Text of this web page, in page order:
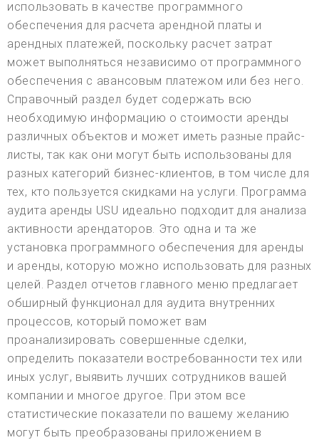
использовать в качестве программного
обеспечения для расчета арендной платы и
арендных платежей, поскольку расчет затрат
может выполняться независимо от программного
обеспечения с авансовым платежом или без него.
Справочный раздел будет содержать всю
необходимую информацию о стоимости аренды
различных объектов и может иметь разные прайс-
листы, так как они могут быть использованы для
разных категорий бизнес-клиентов, в том числе для
тех, кто пользуется скидками на услуги. Программа
аудита аренды USU идеально подходит для анализа
активности арендаторов. Это одна и та же
установка программного обеспечения для аренды
и аренды, которую можно использовать для разных
целей. Раздел отчетов главного меню предлагает
обширный функционал для аудита внутренних
процессов, который поможет вам
проанализировать совершенные сделки,
определить показатели востребованности тех или
иных услуг, выявить лучших сотрудников вашей
компании и многое другое. При этом все
статистические показатели по вашему желанию
могут быть преобразованы приложением в